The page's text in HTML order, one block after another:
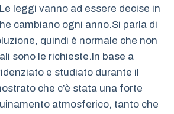
leggi vanno ad essere decise in
cambiano ogni anno.Si parla di
quindi è normale che non
sono le richieste.In base a
e studiato durante il
che c’è stata una forte
atmosferico, tanto che